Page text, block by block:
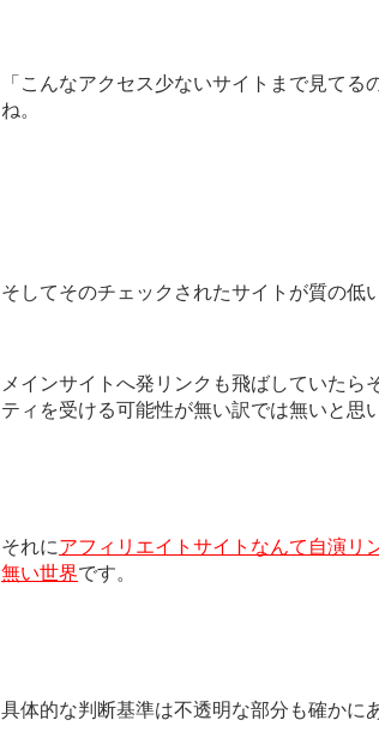
「こんなアクセス少ないサイトまで見てる
ね。
そしてそのチェックされたサイトが質の低
メインサイトへ発リンクも飛ばしていた
ティを受ける可能性が無い訳では無いと思
それにアフィリエイトサイトなんて自演リ
無い世界です。
具体的な判断基準は不透明な部分も確かに